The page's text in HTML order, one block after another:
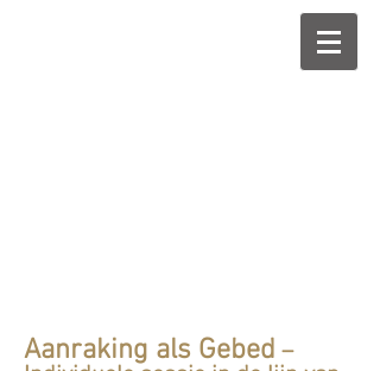
Aanraking als Gebed –